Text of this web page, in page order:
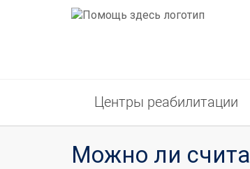
Центры реабилитации
Можно ли